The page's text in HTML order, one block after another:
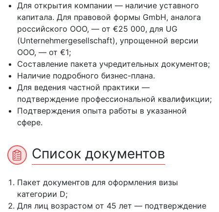
Для открытия компании — наличие уставного
капитала. Для правовой формы GmbH, аналога
российского ООО, — от €25 000, для UG
(Unternehmergesellschaft), упрощенной версии
ООО, — от €1;
Составление пакета учредительных документов;
Наличие подробного бизнес-плана.
Для ведения частной практики —
подтверждение профессиональной квалификции;
Подтверждения опыта работы в указанной
сфере.
Список документов
Пакет документов для оформления визы
категории D;
Для лиц возрастом от 45 лет — подтверждение